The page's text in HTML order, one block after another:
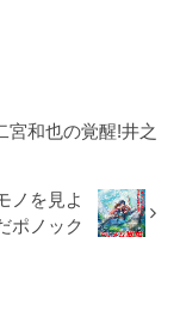
宮和也の覚醒!井之
ノを見よ
ポノック